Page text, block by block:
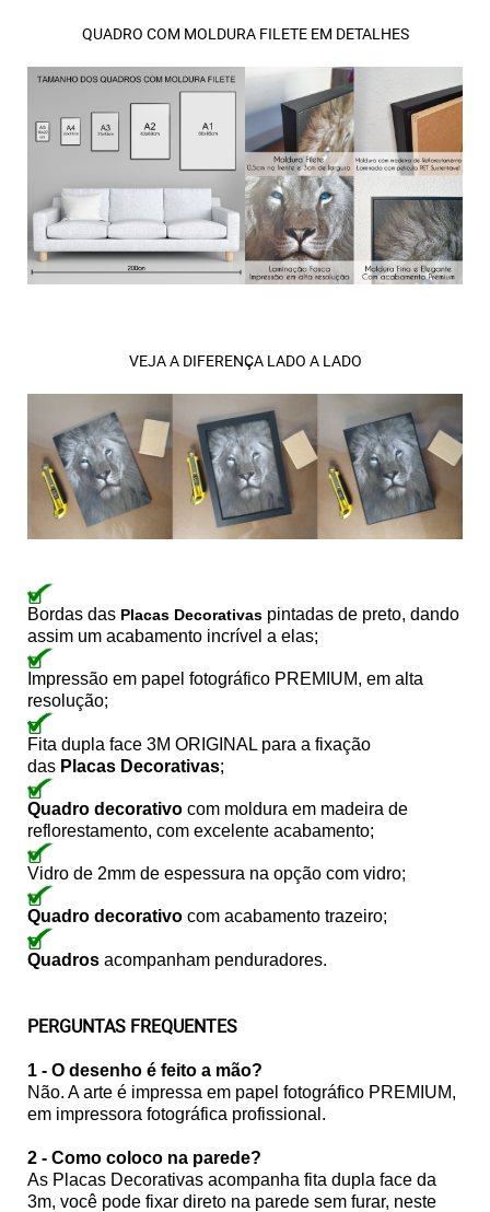
QUADRO COM MOLDURA FILETE EM DETALHES
VEJA A DIFERENÇA LADO A LADO
Bordas das Placas Decorativas pintadas de preto, dando
assim um acabamento incrível a elas;
Impressão em papel fotográfico PREMIUM, em alta
resolução;
Fita dupla face 3M ORIGINAL para a fixação
das Placas Decorativas;
Quadro decorativo com moldura em madeira de
reflorestamento, com excelente acabamento;
Vidro de 2mm de espessura na opção com vidro;
Quadro decorativo com acabamento trazeiro;
Quadros acompanham penduradores.
PERGUNTAS FREQUENTES
1 - O desenho é feito a mão?
Não. A arte é impressa em papel fotográfico PREMIUM,
em impressora fotográfica profissional.
2 - Como coloco na parede?
As Placas Decorativas acompanha fita dupla face da
3m, você pode fixar direto na parede sem furar, neste